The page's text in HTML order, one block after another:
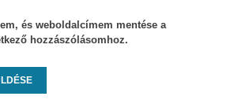
és weboldalcímem mentése a
hozzászólásomhoz.